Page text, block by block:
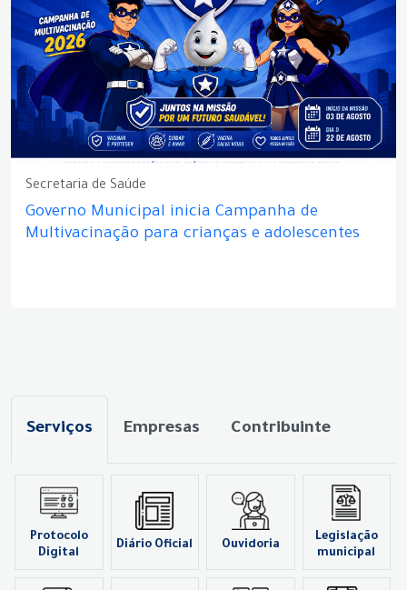
Secretaria de Saúde
Governo Municipal inicia Campanha de
Multivacinação para crianças e adolescentes
Serviços Empresas Contribuinte
Protocolo
Digital
Diário Oficial Ouvidoria
Legislação
municipal